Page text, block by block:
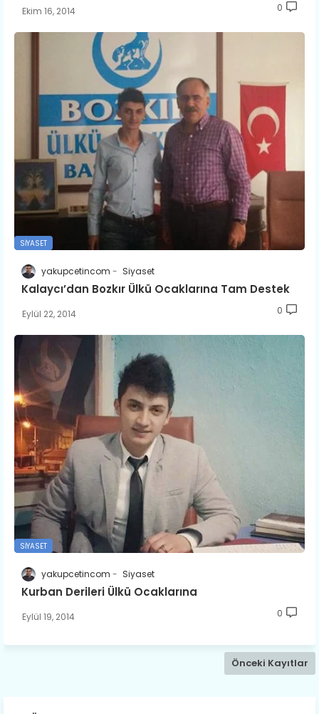
Ekim 16, 2014 0
SIYASET
yakupcetincom Siyaset
Kalaycı’dan Bozkır Ülkü Ocaklarına Tam Destek
Eylül 22, 2014 0
SIYASET
yakupcetincom Siyaset
Kurban Derileri Ülkü Ocaklarına
Eylül 19, 2014 0
Önceki Kayıtlar